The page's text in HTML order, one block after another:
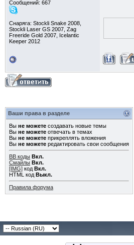
Сообщений: 667
Снаряга: Stockli Snake 2008,
Stockli Laser GS 2007, Zag
Freeride Gold 2007, Icelantic
Keeper 2012
Ваши права в разделе
Вы не можете создавать новые темы
Вы не можете отвечать в темах
Вы не можете прикреплять вложения
Вы не можете редактировать свои сообщения
BB коды Вкл.
Смайлы Вкл.
[IMG] код Вкл.
HTML код Выкл.
Правила форума